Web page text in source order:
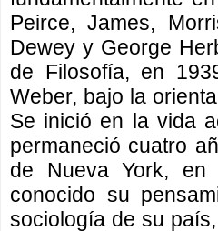
Peirce, James,
Dewey y George
de Filosofía, en
Weber, bajo la
Se inició en la vida
permaneció cuatro
de Nueva York, en
conocido su
sociología de su